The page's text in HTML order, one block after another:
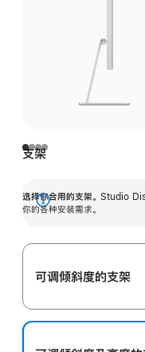
支架
选择你合用的支架。 Studio
你的各种安装需求。
展
可调倾斜度的支架